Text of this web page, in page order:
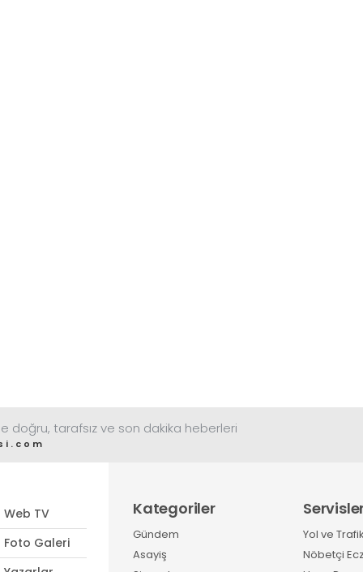
doğru, tarafsız ve son dakika heberleri
Web TV
Foto Galeri
Kategoriler
Gündem
Asayiş
Yol ve
Nöbetçi